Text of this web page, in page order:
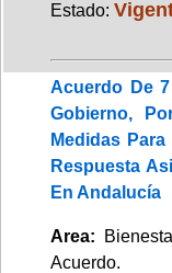
Estado:
Acuerdo De
Gobierno,
Medidas
Respuesta
En Andalucía
Area:
Acuerdo.